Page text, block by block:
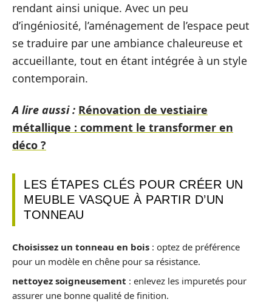
rendant ainsi unique. Avec un peu
d’ingéniosité, l’aménagement de l’espace peut
se traduire par une ambiance chaleureuse et
accueillante, tout en étant intégrée à un style
contemporain.
A lire aussi : Rénovation de vestiaire
métallique : comment le transformer en
déco ?
LES ÉTAPES CLÉS POUR CRÉER UN
MEUBLE VASQUE À PARTIR D’UN
TONNEAU
Choisissez un tonneau en bois : optez de préférence
pour un modèle en chêne pour sa résistance.
nettoyez soigneusement : enlevez les impuretés pour
assurer une bonne qualité de finition.